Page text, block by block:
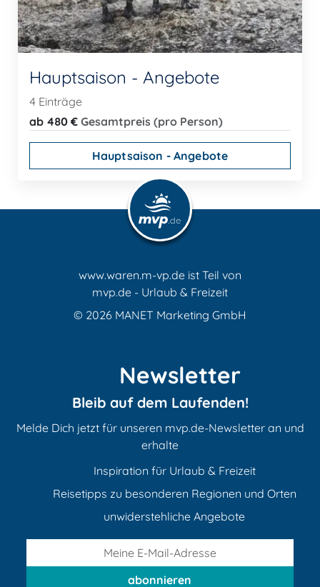
Hauptsaison - Angebote
4 Einträge
ab 480 € Gesamtpreis (pro Person)
Hauptsaison - Angebote
www.waren.m-vp.de ist Teil von
mvp.de - Urlaub & Freizeit
© 2026 MANET Marketing GmbH
Newsletter
Bleib auf dem Laufenden!
Melde Dich jetzt für unseren mvp.de-Newsletter an und
erhalte
Inspiration für Urlaub & Freizeit
Reisetipps zu besonderen Regionen und Orten
unwiderstehliche Angebote
abonnieren